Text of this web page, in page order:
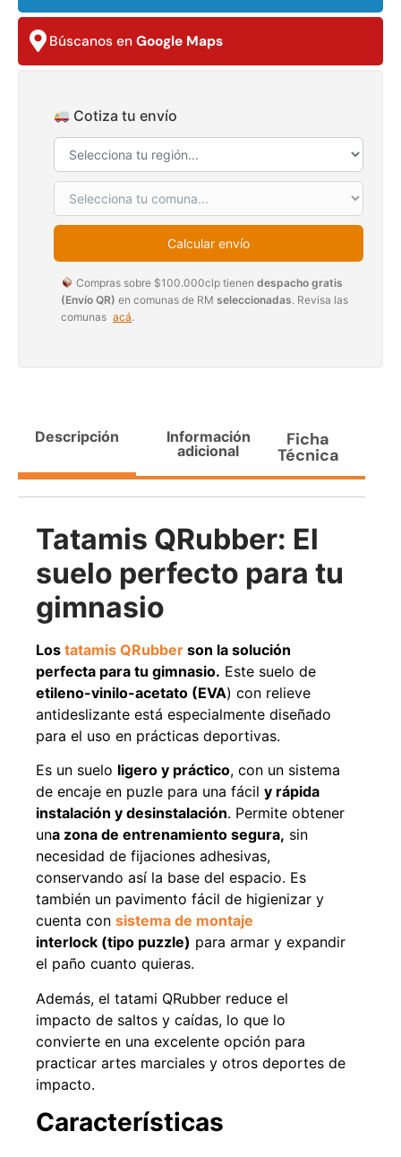
Búscanos en Google Maps
Cotiza tu envío
Calcular envío
Compras sobre $100.000clp tienen despacho gratis
(Envío QR) en comunas de RM seleccionadas. Revisa las
comunas acá.
Descripción
Información
adicional
Ficha
Técnica
Tatamis QRubber: El
suelo perfecto para tu
gimnasio
Los tatamis QRubber son la solución
perfecta para tu gimnasio. Este suelo de
etileno-vinilo-acetato (EVA) con relieve
antideslizante está especialmente diseñado
para el uso en prácticas deportivas.
Es un suelo ligero y práctico, con un sistema
de encaje en puzle para una fácil y rápida
instalación y desinstalación. Permite obtener
una zona de entrenamiento segura, sin
necesidad de fijaciones adhesivas,
conservando así la base del espacio. Es
también un pavimento fácil de higienizar y
cuenta con sistema de montaje
interlock (tipo puzzle) para armar y expandir
el paño cuanto quieras.
Además, el tatami QRubber reduce el
impacto de saltos y caídas, lo que lo
convierte en una excelente opción para
practicar artes marciales y otros deportes de
impacto.
Características
Leer más
de 2tn
$2.842.858
capacidad 1000kg
$1.470.788
Importado USA: Paradise
densidad 42mm Rollo
4,57*15,24mts
$1.427.544
Leer más
ajustable Capacidad 1tn Lev.
2,5mts
$ 1.875.535
$1.167.990
Agregar al carrito
49%
Pasto sintético ornamental
Importado USA: Summer
densidad 35mm Rollo
4,57*30,48mts
$2.002.243
$1.021.490
Leer más
Empaquetadura 1/4" 6.4mm
hypalon sin tela 3 MPA
$1.192.666 $930.490